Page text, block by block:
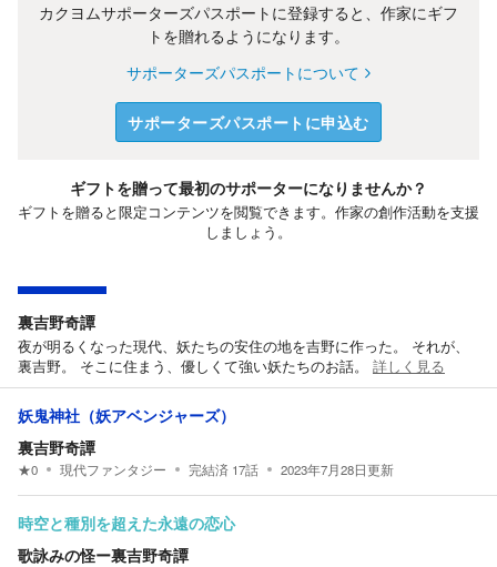
カクヨムサポーターズパスポートに登録すると、作家にギフ
トを贈れるようになります。
サポーターズパスポートについて
サポーターズパスポートに申込む
ギフトを贈って最初のサポーターになりませんか？
ギフトを贈ると限定コンテンツを閲覧できます。作家の創作活動を支援
しましょう。
裏吉野奇譚
夜が明るくなった現代、妖たちの安住の地を吉野に作った。 それが、
裏吉野。 そこに住まう、優しくて強い妖たちのお話。
詳しく見る
妖鬼神社（妖アベンジャーズ）
裏吉野奇譚
★0 現代ファンタジー 完結済 17話 2023年7月28日更新
時空と種別を超えた永遠の恋心
歌詠みの怪ー裏吉野奇譚